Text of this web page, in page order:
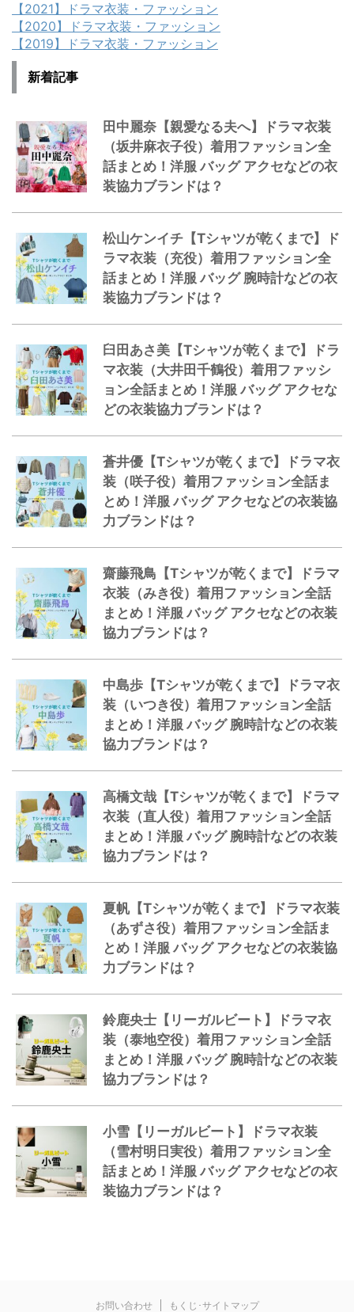
【2021】ドラマ衣装・ファッション
【2020】ドラマ衣装・ファッション
【2019】ドラマ衣装・ファッション
新着記事
田中麗奈【親愛なる夫へ】ドラマ衣装
（坂井麻衣子役）着用ファッション全
話まとめ！洋服 バッグ アクセなどの衣
装協力ブランドは？
松山ケンイチ【Tシャツが乾くまで】ド
ラマ衣装（充役）着用ファッション全
話まとめ！洋服 バッグ 腕時計などの衣
装協力ブランドは？
臼田あさ美【Tシャツが乾くまで】ドラ
マ衣装（大井田千鶴役）着用ファッシ
ョン全話まとめ！洋服 バッグ アクセな
どの衣装協力ブランドは？
蒼井優【Tシャツが乾くまで】ドラマ衣
装（咲子役）着用ファッション全話ま
とめ！洋服 バッグ アクセなどの衣装協
力ブランドは？
齋藤飛鳥【Tシャツが乾くまで】ドラマ
衣装（みき役）着用ファッション全話
まとめ！洋服 バッグ アクセなどの衣装
協力ブランドは？
中島歩【Tシャツが乾くまで】ドラマ衣
装（いつき役）着用ファッション全話
まとめ！洋服 バッグ 腕時計などの衣装
協力ブランドは？
高橋文哉【Tシャツが乾くまで】ドラマ
衣装（直人役）着用ファッション全話
まとめ！洋服 バッグ 腕時計などの衣装
協力ブランドは？
夏帆【Tシャツが乾くまで】ドラマ衣装
（あずさ役）着用ファッション全話ま
とめ！洋服 バッグ アクセなどの衣装協
力ブランドは？
鈴鹿央士【リーガルビート】ドラマ衣
装（泰地空役）着用ファッション全話
まとめ！洋服 バッグ 腕時計などの衣装
協力ブランドは？
小雪【リーガルビート】ドラマ衣装
（雪村明日実役）着用ファッション全
話まとめ！洋服 バッグ アクセなどの衣
装協力ブランドは？
お問い合わせ もくじ･サイトマップ